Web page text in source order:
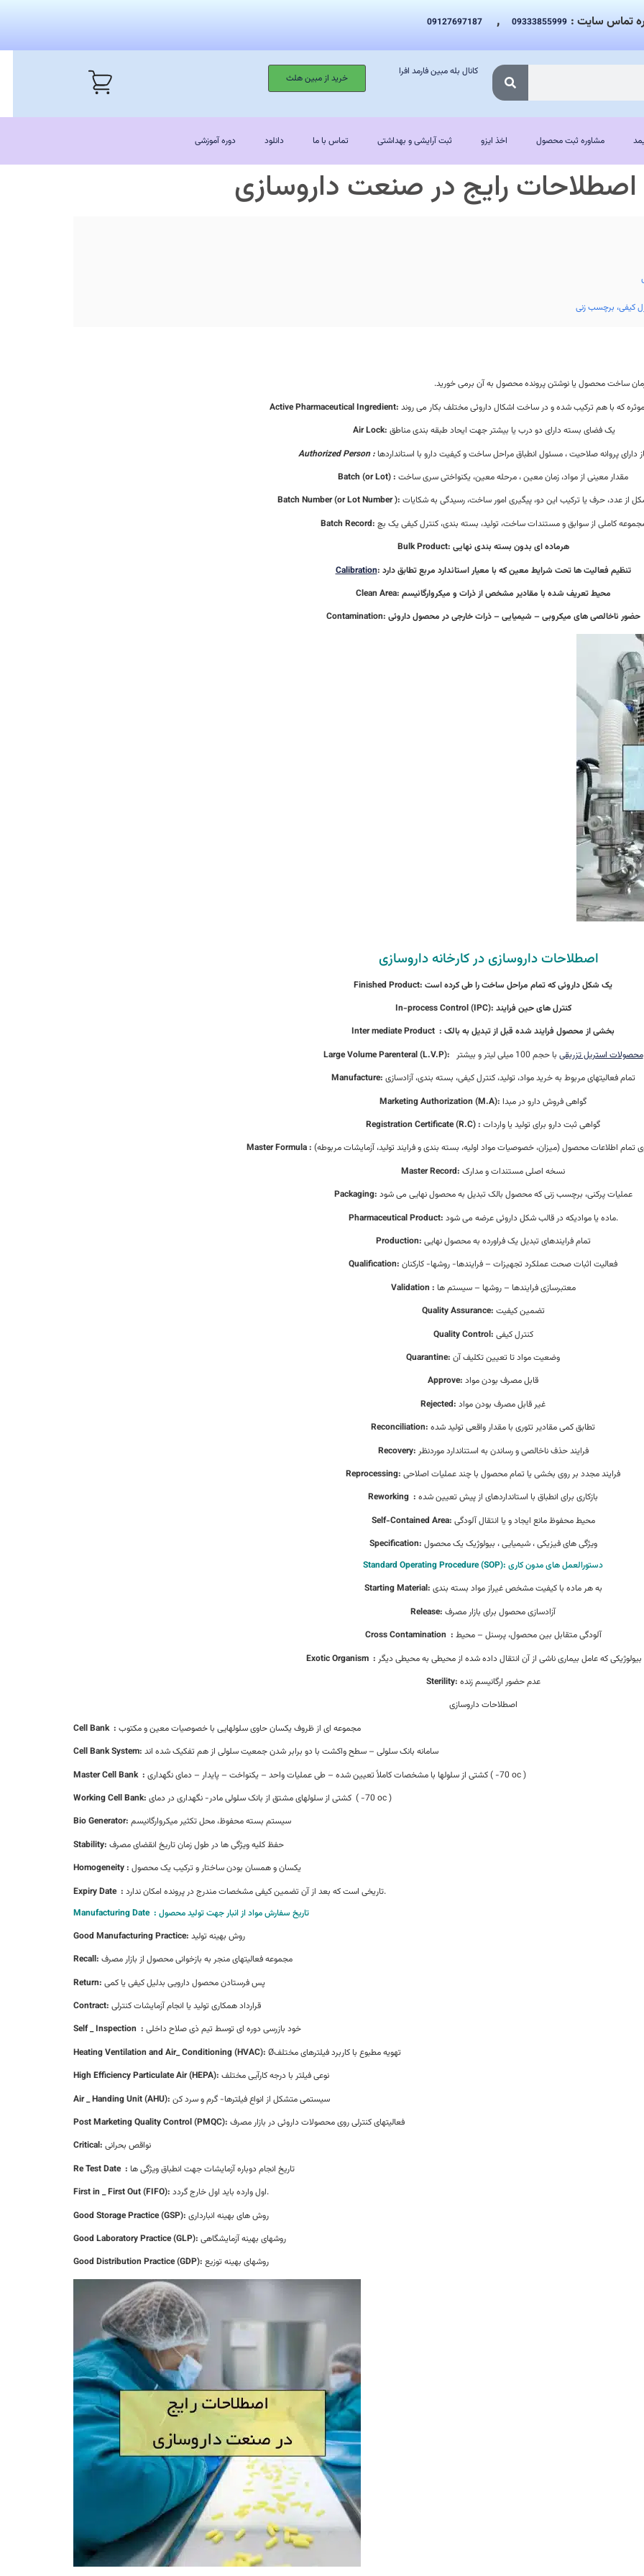
تماس سایت : 09333855999
,
09127697187
کانال بله مبین فارمد افرا
خرید از مبین هلث
مشاوره ثبت محصول اخذ ایزو ثبت آرایشی و بهداشتی تماس با ما دانلود دوره آموزشی
رایج در صنعت داروسازی
زمان ساخت محصول یا نوشتن پرونده محصول به آن برمی خورید.
Active Pharmaceutical Ingredient: که با هم ترکیب شده و در ساخت اشکال داروئی مختلف بکار می روند
Air Lock: یک فضای بسته دارای دو درب یا بیشتر جهت ایحاد طبقه بندی مناطق
Authorized Person : دارای پروانه صلاحیت ، مسئول انطباق مراحل ساخت و کیفیت دارو با استانداردها
Batch (or Lot) : مقدار معینی از مواد، زمان معین ، مرحله معین، یکنواختی سری ساخت
Batch Number (or Lot Number ): از عدد، حرف یا ترکیب این دو، پیگیری امور ساخت، رسیدگی به شکایات
Batch Record: کاملی از سوابق و مستندات ساخت، تولید، بسته بندی، کنترل کیفی یک بچ
Bulk Product: هرماده ای بدون بسته بندی نهایی
Calibration: تنظیم فعالیت ها تحت شرایط معین که با معیار استاندارد مربع تطابق دارد
Clean Area: محیط تعریف شده با مقادیر مشخص از ذرات و میکروارگانیسم
Contamination: حضور ناخالصی های میکروبی – شیمیایی – ذرات خارجی در محصول داروئی
اصطلاحات داروسازی در کارخانه داروسازی
Finished Product: یک شکل داروئی که تمام مراحل ساخت را طی کرده است
In-process Control (IPC): کنترل های حین فرایند
Inter mediate Product : بخشی از محصول فرایند شده قبل از تبدیل به بالک
Large Volume Parenteral (L.V.P):
محصولات استریل تزریقی با حجم 100 میلی لیتر و بیشتر
Manufacture: تمام فعالیتهای مربوط به خرید مواد، تولید، کنترل کیفی، بسته بندی، آزادسازی
Marketing Authorization (M.A): گواهی فروش دارو در مبدا
Registration Certificate (R.C) : گواهی ثبت دارو برای تولید یا واردات
Master Formula : اطلاعات محصول (میزان، خصوصیات مواد اولیه، بسته بندی و فرایند تولید، آزمایشات مربوطه)
Master Record: نسخه اصلی مستندات و مدارک
Packaging: عملیات پرکنی، برچسب زنی که محصول بالک تبدیل به محصول نهایی می شود
Pharmaceutical Product:
ماده یا موادیکه در قالب شکل داروئی عرضه می شود.
Production: تمام فرایندهای تبدیل یک فراورده به محصول نهایی
Qualification: فعالیت اثبات صحت عملکرد تجهیزات – فرایندها- روشها- کارکنان
Validation : معتبرسازی فرایندها – روشها – سیستم ها
Quality Assurance: تضمین کیفیت
Quality Control: کنترل کیفی
Quarantine: وضعیت مواد تا تعیین تکلیف آن
Approve: قابل مصرف بودن مواد
Rejected: غیر قابل مصرف بودن مواد
Reconciliation: تطابق کمی مقادیر تئوری با مقدار واقعی تولید شده
Recovery: فرایند حذف ناخالصی و رساندن به استناندارد موردنظر
Reprocessing: فرایند مجدد بر روی بخشی یا تمام محصول با چند عملیات اصلاحی
Reworking : بازکاری برای انطباق با استانداردهای از پیش تعیین شده
Self-Contained Area: محیط محفوظ مانع ایجاد و یا انتقال آلودگی
Specification: ویژگی های فیزیکی ، شیمیایی ، بیولوژیک یک محصول
Standard Operating Procedure (SOP): دستورالعمل های مدون کاری
Starting Material: به هر ماده با کیفیت مشخص غیراز مواد بسته بندی
Release: آزادسازی محصول برای بازار مصرف
Cross Contamination : آلودگی متقابل بین محصول، پرسنل – محیط
Exotic Organism : که عامل بیماری ناشی از آن انتقال داده شده از محیطی به محیطی دیگر
Sterility: عدم حضور ارگانیسم زنده
اصطلاحات داروسازی
Cell Bank : مجموعه ای از ظروف یکسان حاوی سلولهایی با خصوصیات معین و مکتوب
Cell Bank System: سامانه بانک سلولی – سطح واکشت با دو برابر شدن جمعیت سلولی از هم تفکیک شده اند
Master Cell Bank :
کشتی از سلولها با مشخصات کاملاً تعیین شده – طی عملیات واحد – یکنواخت – پایدار – دمای نگهداری ( -70 oc )
Working Cell Bank:
کشتی از سلولهای مشتق از بانک سلولی مادر- نگهداری در دمای ( -70 oc )
Bio Generator: سیستم بسته محفوظ، محل تکثیر میکروارگانیسم
Stability: حفظ کلیه ویژگی ها در طول زمان تاریخ انقضای مصرف
Homogeneity : یکسان و همسان بودن ساختار و ترکیب یک محصول
Expiry Date :
تاریخی است که بعد از آن تضمین کیفی مشخصات مندرج در پرونده امکان ندارد.
Manufacturing Date : تاریخ سفارش مواد از انبار جهت تولید محصول
Good Manufacturing Practice: روش بهینه تولید
Recall: مجموعه فعالیتهای منجر به بازخوانی محصول از بازار مصرف
Return: پس فرستادن محصول دارویی بدلیل کیفی یا کمی
Contract: قرارداد همکاری تولید یا انجام آزمایشات کنترلی
Self _ Inspection : خود بازرسی دوره ای توسط تیم ذی صلاح داخلی
Heating Ventilation and Air_ Conditioning (HVAC):
Øتهویه مطبوع با کاربرد فیلترهای مختلف
High Efficiency Particulate Air (HEPA): نوعی فیلتر با درجه کارآیی مختلف
Air _ Handing Unit (AHU): سیستمی متشکل از انواع فیلترها- گرم و سرد کن
Post Marketing Quality Control (PMQC): فعالیتهای کنترلی روی محصولات داروئی در بازار مصرف
Critical: نواقص بحرانی
Re Test Date : تاریخ انجام دوباره آزمایشات جهت انطباق ویژگی ها
First in _ First Out (FIFO):
اول وارده باید اول خارج گردد.
Good Storage Practice (GSP): روش های بهینه انبارداری
Good Laboratory Practice (GLP): روشهای بهینه آزمایشگاهی
Good Distribution Practice (GDP): روشهای بهینه توزیع